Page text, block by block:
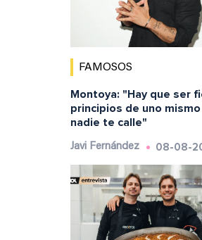
FAMOSOS
Montoya: "Hay que ser
principios de uno
nadie te calle"
Javi Fernández 08-08-